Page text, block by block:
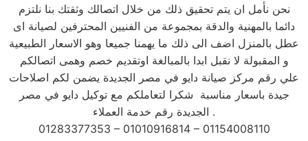
نحن نأمل ان يتم تحقيق ذلك من خلال اتصالك وثقتك بنا نلتزم
دائما بالمهنية والدقة بمجموعة من الفنيين المحترفين لصيانة اى
عطل بالمنزل اضف الى ذلك ما يهمنا جميعا وهو الاسعار الطبيعية
و المقبولة لا نقبل ابدا بالمبالغة اوتقديم خصم وهمى اتصالكم
علي رقم مركز صيانة دايو في مصر الجديدة يضمن لكم اصلاحات
جيدة باسعار مناسبة شكرا لتعاملكم مع توكيل دايو في مصر
الجديدة رقم خدمة العملاء .
01283377353 – 01010916814 – 01154008110